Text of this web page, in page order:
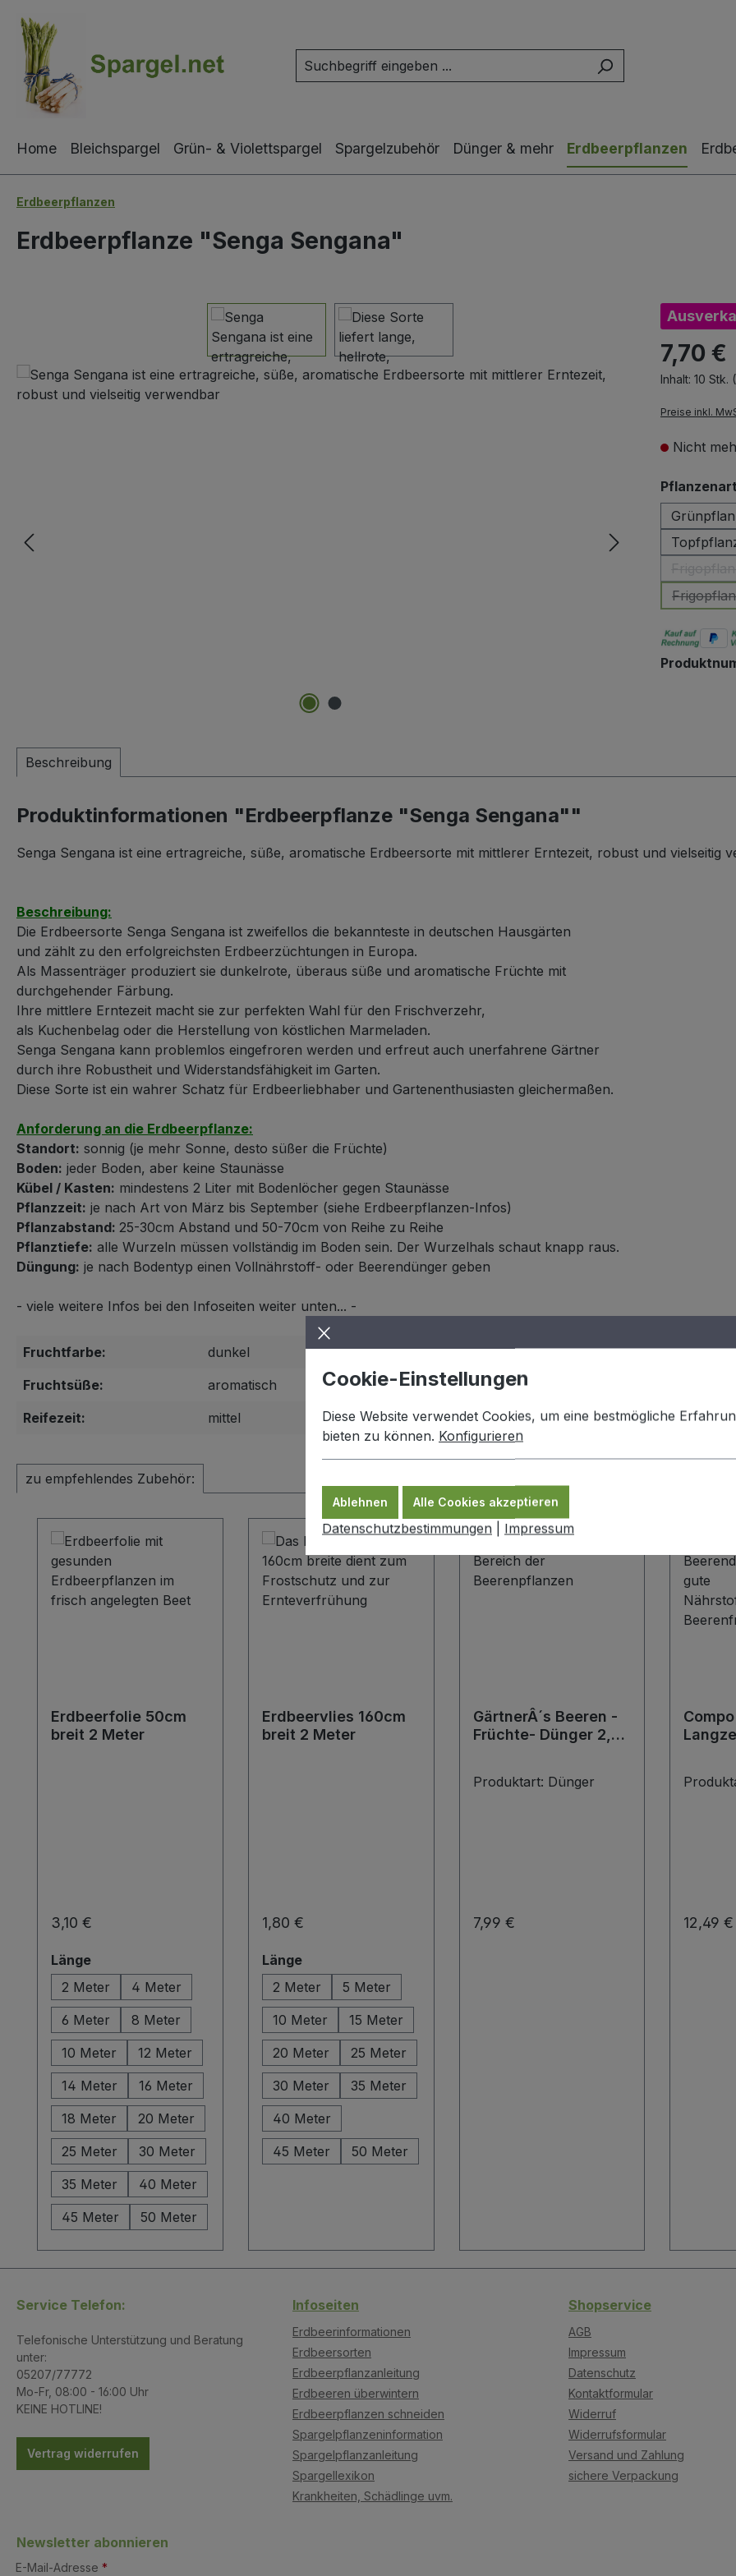
Hauptinhalt springen
Zur Suche springen
Zur Hauptnavigation springen
Home Bleichspargel Grün- & Violettspargel Spargelzubehör Dünger & mehr Erdbeerpflanzen
Erdbeerpflanzen
Erdbeerpflanze "Senga Sengana"
7,70 €
Inhalt: 10 Stk.
Preise inkl.
Nicht
Beschreibung
Produktinformationen "Erdbeerpflanze "Senga Sengana""
Senga Sengana ist eine ertragreiche, süße, aromatische Erdbeersorte mit mittlerer Erntezeit, robust und vielseitig
Beschreibung:
Die Erdbeersorte Senga Sengana ist zweifellos die bekannteste in deutschen Hausgärten
und zählt zu den erfolgreichsten Erdbeerzüchtungen in Europa.
Als Massenträger produziert sie dunkelrote, überaus süße und aromatische Früchte mit
durchgehender Färbung.
Ihre mittlere Erntezeit macht sie zur perfekten Wahl für den Frischverzehr,
als Kuchenbelag oder die Herstellung von köstlichen Marmeladen.
Senga Sengana kann problemlos eingefroren werden und erfreut auch unerfahrene Gärtner
durch ihre Robustheit und Widerstandsfähigkeit im Garten.
Diese Sorte ist ein wahrer Schatz für Erdbeerliebhaber und Gartenenthusiasten gleichermaßen.
Anforderung an die Erdbeerpflanze:
Standort: sonnig (je mehr Sonne, desto süßer die Früchte)
Boden: jeder Boden, aber keine Staunässe
Kübel / Kasten: mindestens 2 Liter mit Bodenlöcher gegen Staunässe
Pflanzzeit: je nach Art von März bis September (siehe Erdbeerpflanzen-Infos)
Pflanzabstand: 25-30cm Abstand und 50-70cm von Reihe zu Reihe
Pflanztiefe: alle Wurzeln müssen vollständig im Boden sein. Der Wurzelhals schaut knapp raus.
Düngung: je nach Bodentyp einen Vollnährstoff- oder Beerendünger geben
- viele weitere Infos bei den Infoseiten weiter unten... -
Fruchtfarbe:
dunkel
Fruchtsüße:
aromatisch
Reifezeit:
mittel
zu empfehlendes Zubehör:
Erdbeerfolie 50cm
breit 2 Meter
Regulärer Preis:
3,10 €
Längeauswählen
2 Meter
4 Meter
6 Meter
8 Meter
10 Meter
12 Meter
14 Meter
16 Meter
18 Meter
20 Meter
25 Meter
30 Meter
35 Meter
40 Meter
45 Meter
50 Meter
Erdbeervlies 160cm
breit 2 Meter
Regulärer Preis:
1,80 €
Längeauswählen
2 Meter
5 Meter
10 Meter
15 Meter
20 Meter
25 Meter
30 Meter
35 Meter
40 Meter
45 Meter
50 Meter
GärtnerÂ´s Beeren -
Früchte- Dünger 2,5
Produktart: Dünger
Regulärer Preis:
7,99 € 12,49 €
Service Telefon:
Telefonische Unterstützung und Beratung
unter:
05207/77772
Mo-Fr, 08:00 - 16:00 Uhr
KEINE HOTLINE!
Vertrag widerrufen
Infoseiten
Erdbeerinformationen
Erdbeersorten
Erdbeerpflanzanleitung
Erdbeeren überwintern
Erdbeerpflanzen schneiden
Spargelpflanzeninformation
Spargelpflanzanleitung
Spargellexikon
Krankheiten, Schädlinge uvm.
Shopservice
AGB
Impressum
Datenschutz
Kontaktformular
Widerruf
Widerrufsformular
Versand und Zahlung
sichere Verpackung
Newsletter abonnieren
E-Mail-Adresse *
Cookie-Einstellungen
Diese Website verwendet Cookies, um eine bestmögliche
bieten zu können. Konfigurieren
Ablehnen Alle Cookies akzeptieren
Datenschutzbestimmungen Impressum